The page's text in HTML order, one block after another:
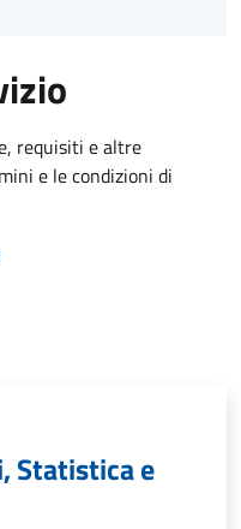
requisiti e altre
e le condizioni di
Statistica e